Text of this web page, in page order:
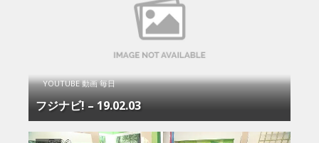
YOUTUBE 動画 毎日
フジナビ! – 19.02.03